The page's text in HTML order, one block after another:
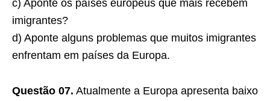
c) Aponte os países europeus que mais recebem
imigrantes?
d) Aponte alguns problemas que muitos imigrantes
enfrentam em países da Europa.
Questão 07. Atualmente a Europa apresenta baixo